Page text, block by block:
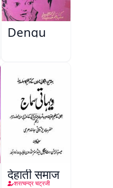
Dengu
देहाती समाज
शरत्चन्द्र चट्रजी